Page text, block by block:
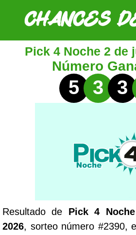
Pick 4 Noche 2 de
Número
5 3 3
Resultado de Pick 4
2026, sorteo número #2390,